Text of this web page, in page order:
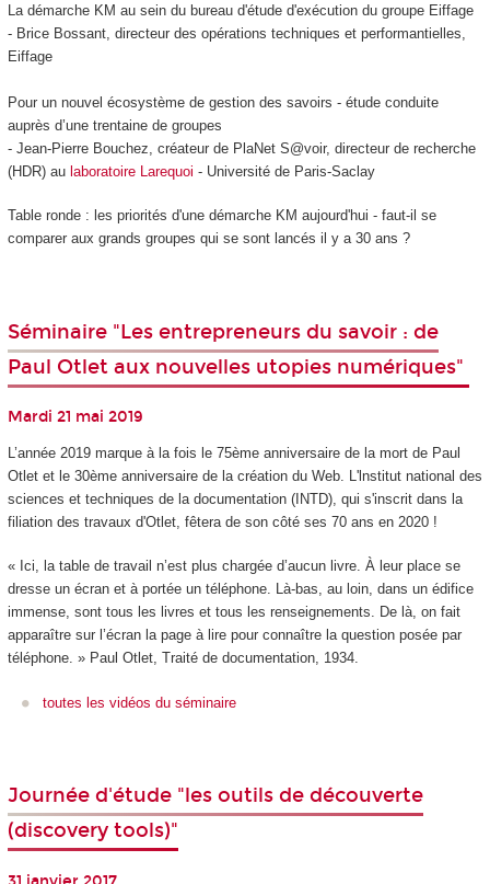
La démarche KM au sein du bureau d'étude d'exécution du groupe Eiffage
- Brice Bossant, directeur des opérations techniques et performantielles,
Eiffage
Pour un nouvel écosystème de gestion des savoirs - étude conduite
auprès d’une trentaine de groupes
- Jean-Pierre Bouchez, créateur de PlaNet S@voir, directeur de recherche
(HDR) au laboratoire Larequoi - Université de Paris-Saclay
Table ronde : les priorités d'une démarche KM aujourd'hui - faut-il se
comparer aux grands groupes qui se sont lancés il y a 30 ans ?
Séminaire "Les entrepreneurs du savoir : de
Paul Otlet aux nouvelles utopies numériques"
Mardi 21 mai 2019
L’année 2019 marque à la fois le 75ème anniversaire de la mort de Paul
Otlet et le 30ème anniversaire de la création du Web. L'lnstitut national des
sciences et techniques de la documentation (INTD), qui s'inscrit dans la
filiation des travaux d'Otlet, fêtera de son côté ses 70 ans en 2020 !
« Ici, la table de travail n’est plus chargée d’aucun livre. À leur place se
dresse un écran et à portée un téléphone. Là-bas, au loin, dans un édifice
immense, sont tous les livres et tous les renseignements. De là, on fait
apparaître sur l’écran la page à lire pour connaître la question posée par
téléphone. » Paul Otlet, Traité de documentation, 1934.
toutes les vidéos du séminaire
Journée d'étude "les outils de découverte
(discovery tools)"